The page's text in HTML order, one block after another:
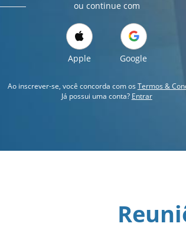
ou continue com
Apple Google
Ao inscrever-se, você concorda com os Termos &
Já possui uma conta? Entrar